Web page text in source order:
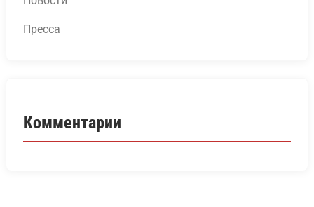
Пресса
Комментарии